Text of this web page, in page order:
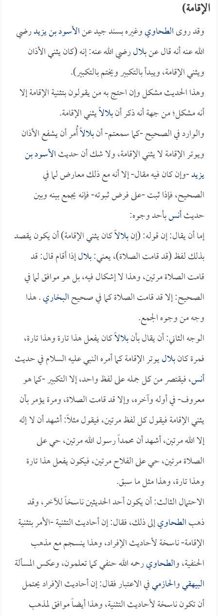
الإقامة)
وقد روىالطحاويوغيره بسند جيد عنالأسود بن يزيدرضي
الله عنه أنه قال عنبلالرضي الله عنه: إنه (كان يثني الأذان
ويثني الإقامة، ويبدأ بالتكبير ويختم بالتكبير).
وهذا الحديث مشكل وإن احتج به من يقولون بتثنية الإقامة إلا
أنه مشكل؛ من جهة أنه ذكر أنبلالاًيثني الإقامة.
والوارد في الصحيح -كما سمعتم- أنبلالاًأُمر أن يشفع الأذان
ويوتر الإقامة لا يثني الإقامة، ولا شك أن حديثالأسود بن
يزيد-وإن كان فيه مقال- إلا أنه مع ذلك معارض لما في
الصحيح، فإذا ثبت -على فرض ثبوته- فإنه يجمع بينه وبين
حديثأنسبأحد وجوه:
إما أن يقال: إن قوله: (إنبلالاًكان يثني الإقامة) أن يكون يقصد
بذلك لفظ (قد قامت الصلاة)، يعني:بلالإذا أقام قال: قد
قامت الصلاة مرتين، وهذا لا إشكال فيه، بل هو موافق لما في
الصحيح: إلا قد قامت الصلاة كما في صحيحالبخاري. هذا
وجه من وجوه الجمع.
الوجه الثاني: أن يقال بأنبلالاًكان يفعل هذا تارة وهذا تارة،
فمرة كانبلاليوتر الإقامة كما أمره النبي عليه السلام في حديث
أنس، فيقتصر من كل جمله على لفظ واحد، إلا التكبير -كما هو
معروف- في أوله وآخره، وإلا قد قامت الصلاة، ومرة يؤمر بأن
يثني الإقامة فيقول كل لفظ مرتين، فيقول مثلاً: أشهد أن لا إله
إلا الله مرتين، أشهد أن محمداً رسول الله مرتين، حي على
الصلاة مرتين، حي على الفلاح مرتين، فيكون يفعل هذا تارة
وهذا تارة، وهذا مثل ما سبق.
الاحتمال الثالث: أن يكون أحد الحديثين ناسخاً للآخر، وقد
ذهبالطحاويإلى ذلك، فقال: إن أحاديث التثنية -الأمر بتثنية
الإقامة- ناسخة لأحاديث الإفراد، وهذا ينسجم مع مذهب
الحنفية، والطحاويرحمه الله حنفي كما تعلمون، وعكس المسألة
البيهقيوالحازميفي الاعتبار فقال: إن أحاديث الإفراد يحتمل
أن تكون ناسخة لأحاديث التثنية، وهذا أيضاً موافق لمذهب